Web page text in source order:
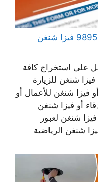
مكتب استخراج فيزا شنغن 98951133 فيزا شنغن
على استخراج كافة
شنغن للزيارة
فيزا شنغن للأعمال أو
أو فيزا شنغن
شنغن لعبور
شنغن الرياضية